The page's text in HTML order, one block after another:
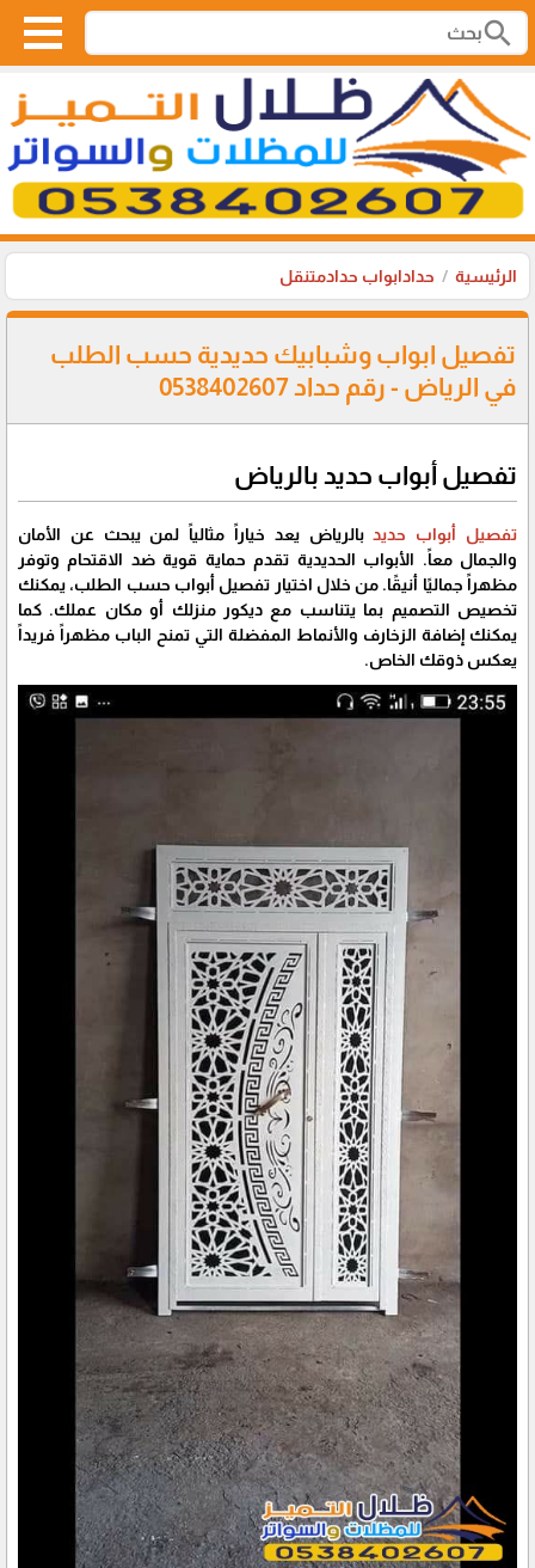
search
الرئيسية حدادابواب حدادمتنقل
تفصيل ابواب وشبابيك حديدية حسب الطلب
في الرياض - رقم حداد 0538402607
تفصيل أبواب حديد بالرياض
تفصيل أبواب حديدبالرياض يعد خياراً مثالياً لمن يبحث عن الأمان
والجمال معاً. الأبواب الحديدية تقدم حماية قوية ضد الاقتحام وتوفر
مظهراً جماليًا أنيقًا. من خلال اختيار تفصيل أبواب حسب الطلب، يمكنك
تخصيص التصميم بما يتناسب مع ديكور منزلك أو مكان عملك. كما
يمكنك إضافة الزخارف والأنماط المفضلة التي تمنح الباب مظهراً فريداً
يعكس ذوقك الخاص.